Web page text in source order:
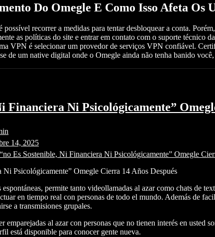
Do Omegle E Como Isso Afeta Os
recorrer a medidas para tentar desbloquear a conta.
as políticas do site e entrar em contato com o suporte
VPN é selecionar⁤ um provedor de serviços VPN confiável.
de um native digital onde o Omegle ainda não tenha banido
Financiera Ni Psicológicamente”
14, 2025
Es Sostenible, Ni Financiera Ni Psicológicamente” Omegle
Psicológicamente” Omegle Cierra 14 Años Después
permite tanto videollamadas al azar como chats
en tiempo real con personas de todo el mundo. Además de
a transmisiones grupales.
emparejadas al azar con personas que no tienen interés en usted
está disponible para conocer gente nueva.